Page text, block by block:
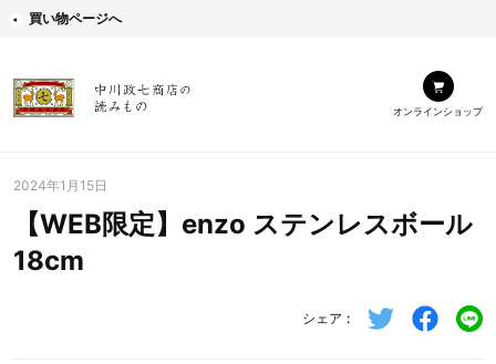
買い物ページへ
オンラインショップ
2024年1月15日
【WEB限定】enzo ステンレスボール
18cm
シェア